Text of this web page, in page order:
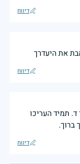
דיווח
את היעדרך
דיווח
ד. תמיד העריכו
ברוך.
דיווח